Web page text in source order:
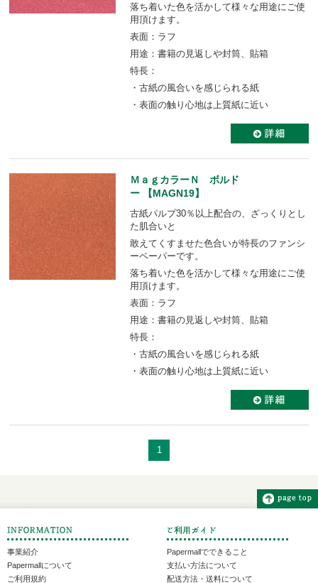
落ち着いた色を活かして様々な用途にご使
用頂けます。
表面：ラフ
用途：書籍の見返しや封筒、貼箱
特長：
・古紙の風合いを感じられる紙
・表面の触り心地は上質紙に近い
ＭａｇカラーＮ ボルド
ー 【MAGN19】
古紙パルプ30％以上配合の、ざっくりとし
た肌合いと
敢えてくすませた色合いが特長のファンシ
ーペーパーです。
落ち着いた色を活かして様々な用途にご使
用頂けます。
表面：ラフ
用途：書籍の見返しや封筒、貼箱
特長：
・古紙の風合いを感じられる紙
・表面の触り心地は上質紙に近い
1
事業紹介
Papermallについて
ご利用規約
Papermallでできること
支払い方法について
配送方法・送料について